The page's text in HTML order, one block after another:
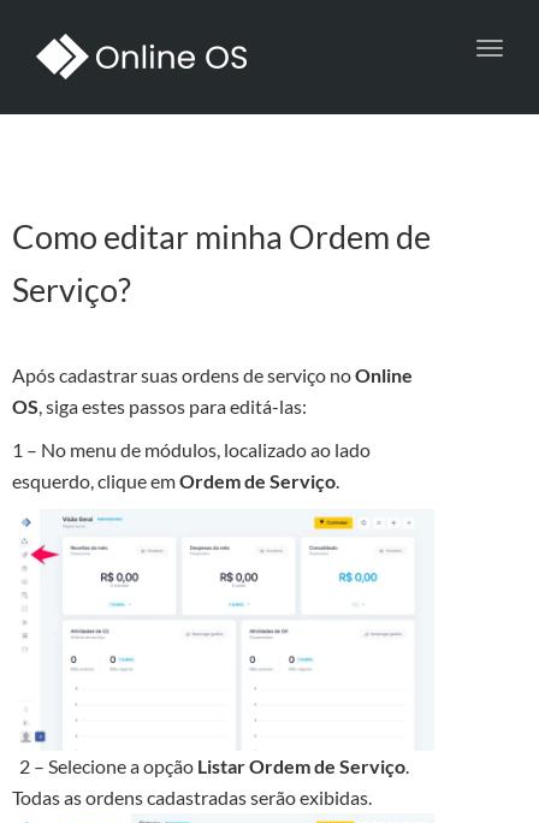
Como editar minha Ordem de
Serviço?
Após cadastrar suas ordens de serviço noOnline
OS, siga estes passos para editá-las:
1 – No menu de módulos, localizado ao lado
esquerdo, clique emOrdem de Serviço.
2 – Selecione a opção Listar Ordem de Serviço
Todas as ordens cadastradas serão exibidas.